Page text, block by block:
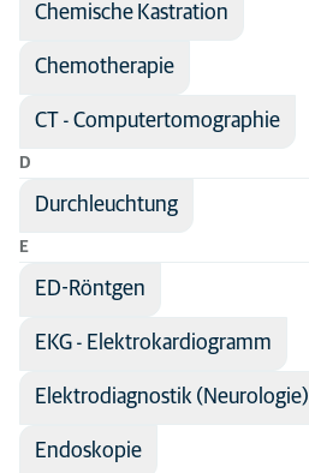
Chemische Kastration
Chemotherapie
CT - Computertomographie
D
Durchleuchtung
E
ED-Röntgen
EKG - Elektrokardiogramm
Elektrodiagnostik (Neurologie)
Endoskopie